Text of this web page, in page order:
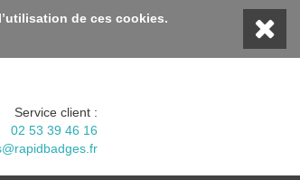
de ces cookies.
Service client :
02 53 39 46 16